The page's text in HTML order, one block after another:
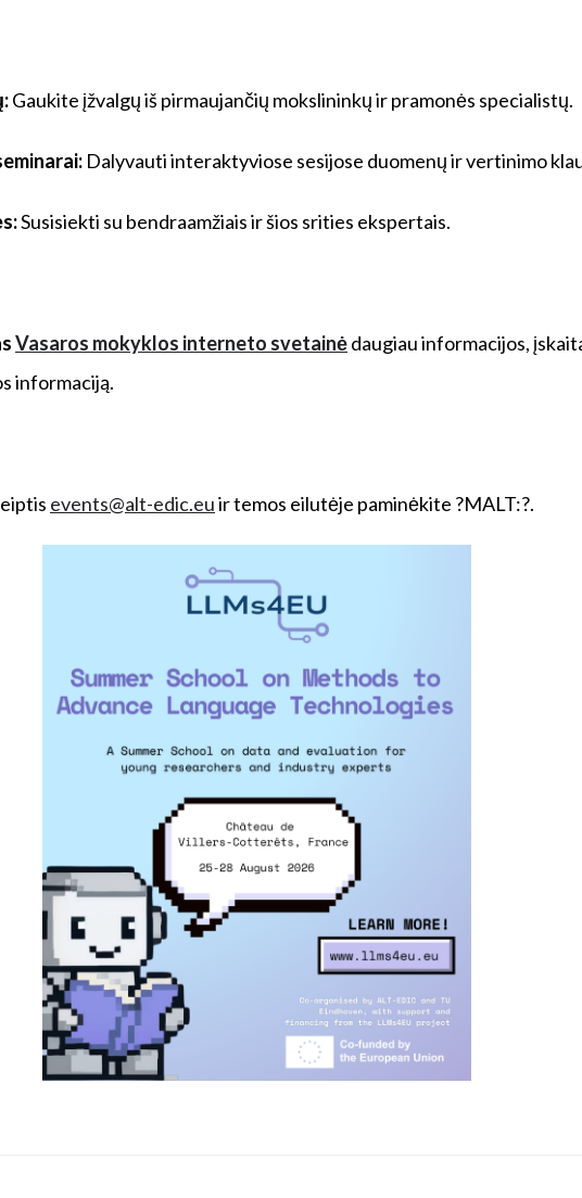
Gaukite įžvalgų iš pirmaujančių mokslininkų ir pramonės specialistų.
Dalyvauti interaktyviose sesijose duomenų ir vertinimo
Susisiekti su bendraamžiais ir šios srities ekspertais.
Vasaros mokyklos interneto svetainėdaugiau informacijos,
informaciją.
events@alt-edic.euir temos eilutėje paminėkite ?MALT:?.